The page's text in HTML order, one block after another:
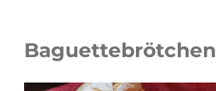
Baguettebrötchen